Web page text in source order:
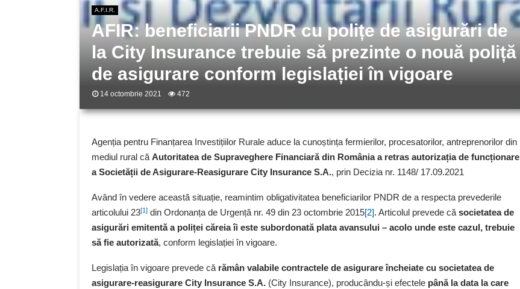
A.F.I.R.
AFIR: beneficiarii PNDR cu polițe de asigurări de
la City Insurance trebuie să prezinte o nouă poliță
de asigurare conform legislației în vigoare
14 octombrie 2021 472
Agenția pentru Finanțarea Investițiilor Rurale aduce la cunoștința fermierilor, procesatorilor, antreprenorilor din
mediul rural că Autoritatea de Supraveghere Financiară din România a retras autorizația de funcționare
a Societății de Asigurare-Reasigurare City Insurance S.A., prin Decizia nr. 1148/ 17.09.2021
Având în vedere această situație, reamintim obligativitatea beneficiarilor PNDR de a respecta prevederile
articolului 23[1] din Ordonanța de Urgență nr. 49 din 23 octombrie 2015[2]. Articolul prevede că societatea de
asigurări emitentă a poliței căreia îi este subordonată plata avansului – acolo unde este cazul, trebuie
să fie autorizată, conform legislației în vigoare.
Legislația în vigoare prevede că rămân valabile contractele de asigurare încheiate cu societatea de
asigurare-reasigurare City Insurance S.A. (City Insurance), producându-și efectele până la data la care